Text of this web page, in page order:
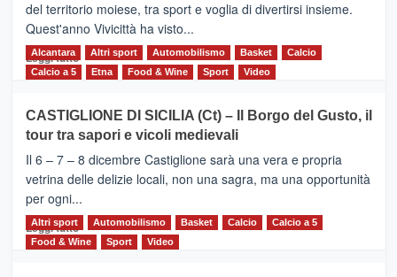
del territorio moiese, tra sport e voglia di divertirsi insieme.
Quest'anno Vivicittà ha visto...
Leggi tutto Leggi
MOIO
ALCANTARA
–
Vivicittà,
alla
scoperta
del
territorio,
Alcantara Altri sport Automobilismo Basket
Calcio
Calcio a 5
Etna Food & Wine Sport Video
CASTIGLIONE DI SICILIA (Ct) – Il Borgo del Gusto, il
tour tra sapori e vicoli medievali
Il 6 – 7 – 8 dicembre Castiglione sarà una vera e propria
vetrina delle delizie locali, non una sagra, ma una opportunità
per ogni...
Leggi tuttoLeggi
di
Altri sport Automobilismo Basket Calcio
Calcio a 5
Food & Wine
Sport Video